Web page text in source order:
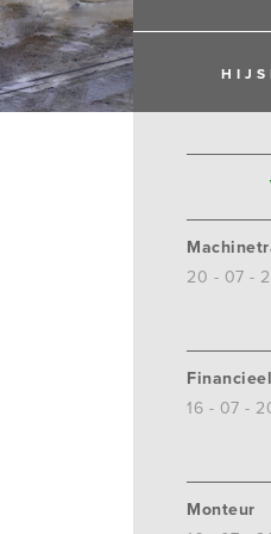
20 - 07 -
16 - 07 -
Monteur